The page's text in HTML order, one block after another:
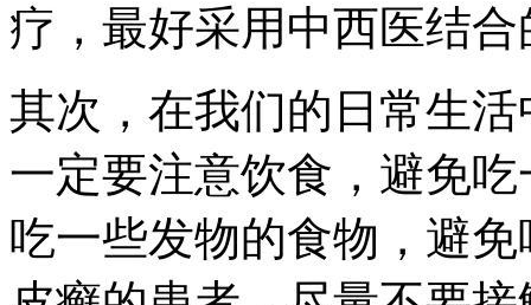
疗，最好采用中西医结
其次，在我们的日常生
一定要注意饮食，避免
吃一些发物的食物，避